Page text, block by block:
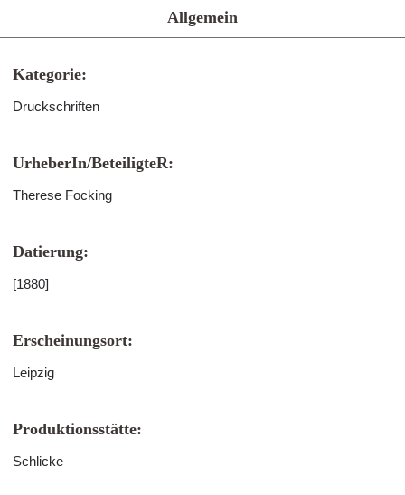
Allgemein
Kategorie:
Druckschriften
UrheberIn/BeteiligteR:
Therese Focking
Datierung:
[1880]
Erscheinungsort:
Leipzig
Produktionsstätte:
Schlicke